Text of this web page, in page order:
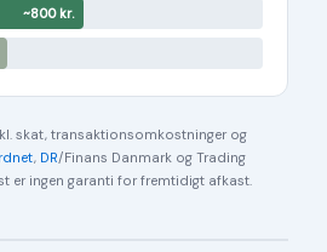
~800 kr.
skat, transaktionsomkostninger og
, DR/Finans Danmark og Trading
er ingen garanti for fremtidigt afkast.